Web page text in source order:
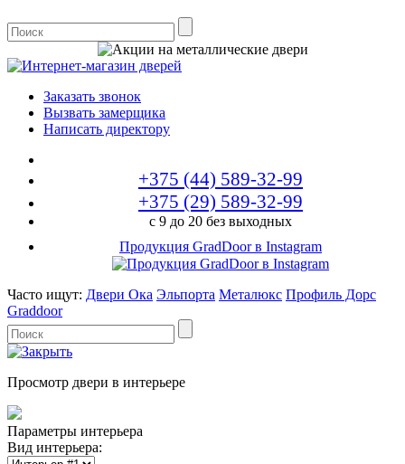
Заказать звонок
Вызвать замерщика
Написать директору
+375 (44) 589-32-99
+375 (29) 589-32-99
с 9 до 20 без выходных
Продукция GradDoor в Instagram
Часто ищут: Двери Ока Эльпорта Металюкс Профиль Дорс
Graddoor
Просмотр двери в интерьере
Параметры интерьера
Вид интерьера: